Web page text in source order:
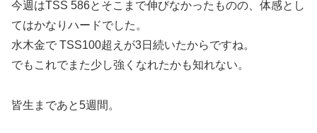
今週はTSS 586とそこまで伸びなかったものの、体感とし
てはかなりハードでした。
水木金で TSS100超えが3日続いたからですね。
でもこれでまた少し強くなれたかも知れない。
皆生まであと5週間。